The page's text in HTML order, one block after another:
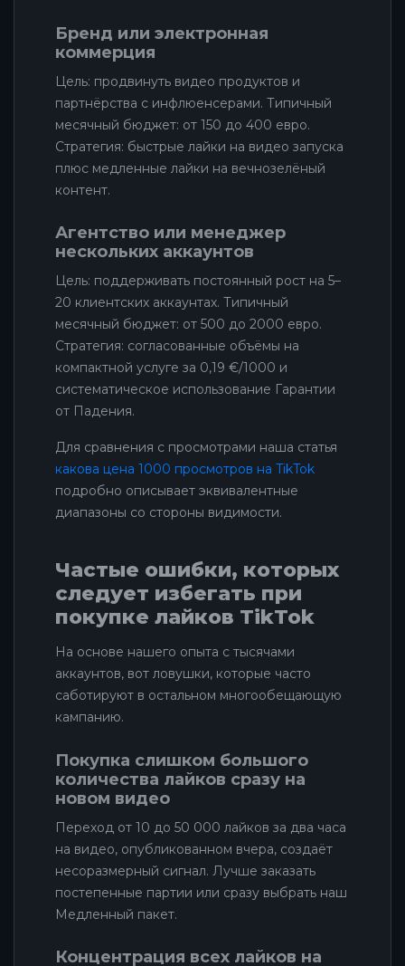
Бренд или электронная
коммерция
Цель: продвинуть видео продуктов и
партнёрства с инфлюенсерами. Типичный
месячный бюджет: от 150 до 400 евро.
Стратегия: быстрые лайки на видео запуска
плюс медленные лайки на вечнозелёный
контент.
Агентство или менеджер
нескольких аккаунтов
Цель: поддерживать постоянный рост на 5–
20 клиентских аккаунтах. Типичный
месячный бюджет: от 500 до 2000 евро.
Стратегия: согласованные объёмы на
компактной услуге за 0,19 €/1000 и
систематическое использование Гарантии
от Падения.
Для сравнения с просмотрами наша статья
какова цена 1000 просмотров на TikTok
подробно описывает эквивалентные
диапазоны со стороны видимости.
Частые ошибки, которых
следует избегать при
покупке лайков TikTok
На основе нашего опыта с тысячами
аккаунтов, вот ловушки, которые часто
саботируют в остальном многообещающую
кампанию.
Покупка слишком большого
количества лайков сразу на
новом видео
Переход от 10 до 50 000 лайков за два часа
на видео, опубликованном вчера, создаёт
несоразмерный сигнал. Лучше заказать
постепенные партии или сразу выбрать наш
Медленный пакет.
Концентрация всех лайков на